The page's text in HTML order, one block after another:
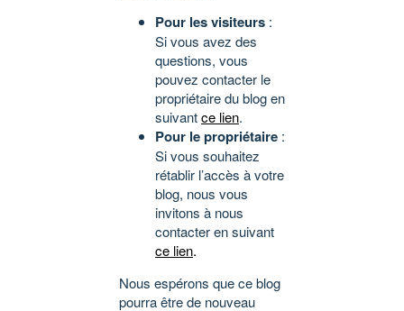
Pour les visiteurs :
Si vous avez des
questions, vous
pouvez contacter le
propriétaire du blog en
suivantce lien.
Pour le propriétaire :
Si vous souhaitez
rétablir l’accès à votre
blog, nous vous
invitons à nous
contacter en suivant
ce lien.
Nous espérons que ce blog
pourra être de nouveau